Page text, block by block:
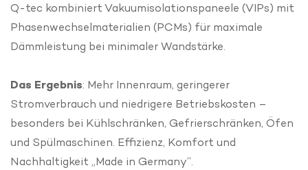
Q-tec kombiniert Vakuumisolationspaneele (VIPs) mit
Phasenwechselmaterialien (PCMs) für maximale
Dämmleistung bei minimaler Wandstärke.
Das Ergebnis: Mehr Innenraum, geringerer
Stromverbrauch und niedrigere Betriebskosten –
besonders bei Kühlschränken, Gefrierschränken, Öfen
und Spülmaschinen. Effizienz, Komfort und
Nachhaltigkeit „Made in Germany“.